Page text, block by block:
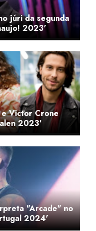
júri da segunda
2023'
e Victor Crone
2023'
"Arcade" no
2024'